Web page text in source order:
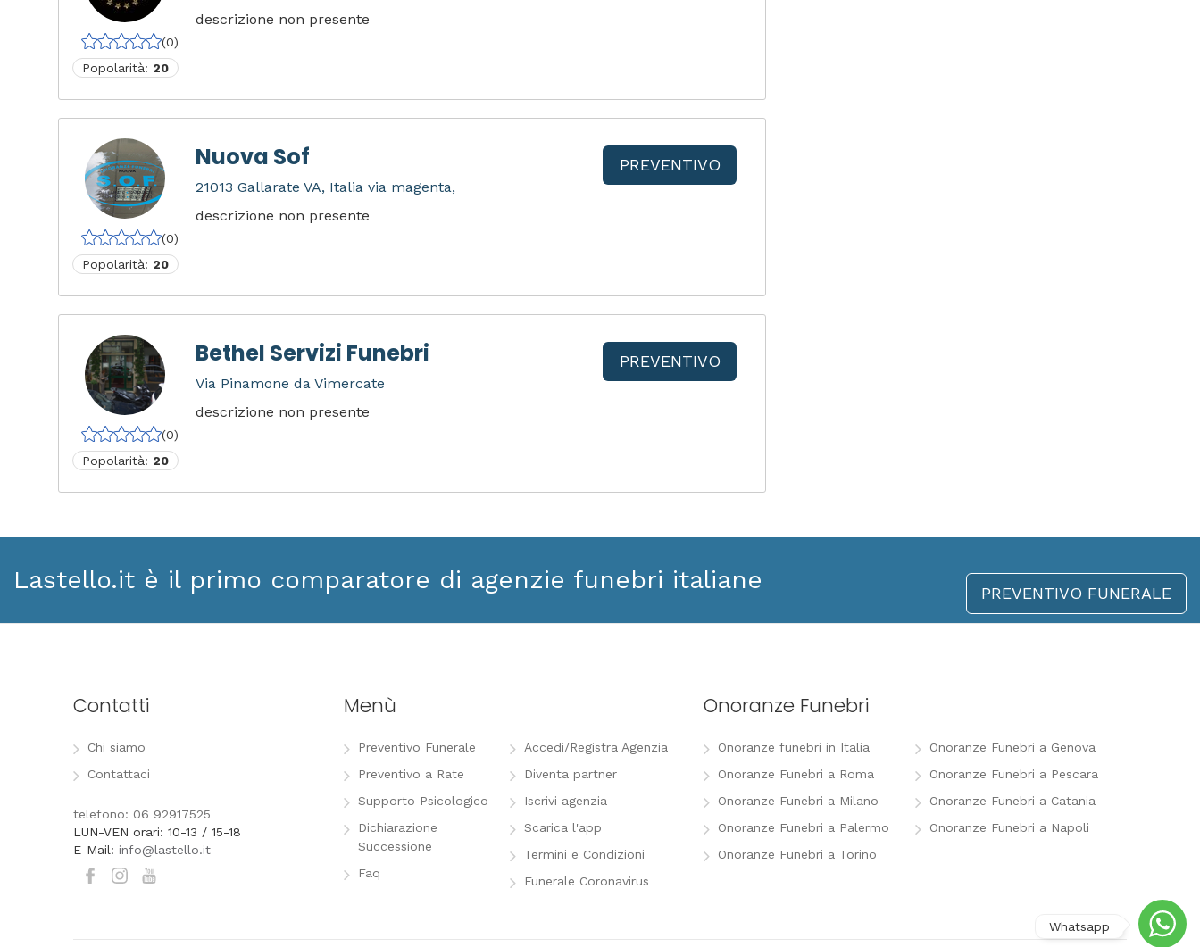
(0)
Popolarità: 20
descrizione non presente
(0)
Popolarità: 20
Nuova Sof
21013 Gallarate VA, Italia via magenta,
descrizione non presente
PREVENTIVO
(0)
Popolarità: 20
Bethel Servizi Funebri
Via Pinamone da Vimercate
descrizione non presente
PREVENTIVO
Lastello.it è il primo comparatore di agenzie funebri italiane PREVENTIVO FUNERALE
Contatti
Chi siamo
Contattaci
telefono: 06 92917525
LUN-VEN orari: 10-13 / 15-18
E-Mail: info@lastello.it
Menù
Preventivo Funerale
Preventivo a Rate
Supporto Psicologico
Dichiarazione
Successione
Faq
Accedi/Registra Agenzia
Diventa partner
Iscrivi agenzia
Scarica l'app
Termini e Condizioni
Funerale Coronavirus
Onoranze Funebri
Onoranze funebri in Italia
Onoranze Funebri a Roma
Onoranze Funebri a Milano
Onoranze Funebri a Palermo
Onoranze Funebri a Torino
Onoranze Funebri a Genova
Onoranze Funebri a Pescara
Onoranze Funebri a Catania
Onoranze Funebri a Napoli